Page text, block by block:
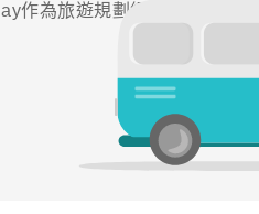
作為旅遊規劃網站嗎？他